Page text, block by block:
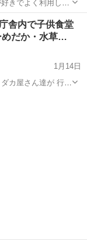
ントラルフィルム
飛び込み、 元東映
メダカ
舎内で子供食堂
めだか・水草…
1月14日